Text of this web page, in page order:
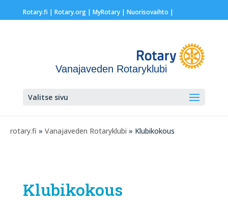
Rotary.fi | Rotary.org| MyRotary | Nuorisovaihto |
Vanajaveden Rotaryklubi
Valitse sivu
rotary.fi » Vanajaveden Rotaryklubi » Klubikokous
Klubikokous